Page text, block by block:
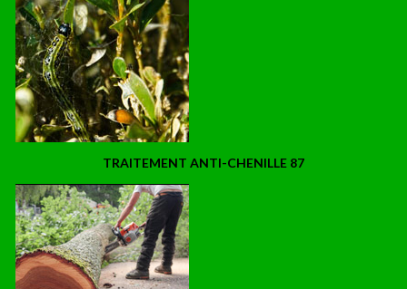
TRAITEMENT ANTI-CHENILLE 87